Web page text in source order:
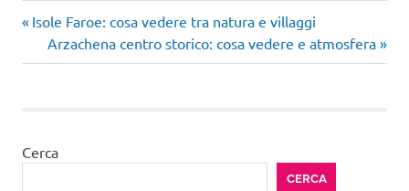
Navigazione
articoli
Articolo
precedente:
Isole Faroe: cosa vedere tra natura e villaggi
Articolo
successivo:
Arzachena centro storico: cosa vedere e atmosfera
Cerca
CERCA